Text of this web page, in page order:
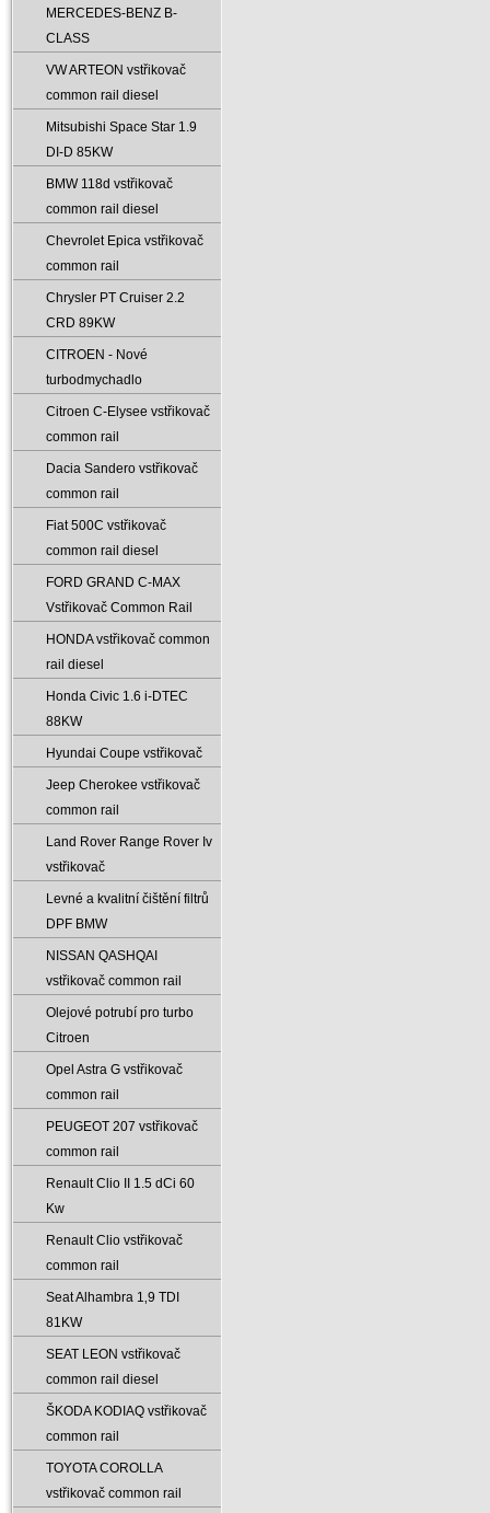
MERCEDES-BENZ B-
CLASS
VW ARTEON vstřikovač
common rail diesel
Mitsubishi Space Star 1.9
DI-D 85KW
BMW 118d vstřikovač
common rail diesel
Chevrolet Epica vstřikovač
common rail
Chrysler PT Cruiser 2.2
CRD 89KW
CITROEN - Nové
turbodmychadlo
Citroen C-Elysee vstřikovač
common rail
Dacia Sandero vstřikovač
common rail
Fiat 500C vstřikovač
common rail diesel
FORD GRAND C-MAX
Vstřikovač Common Rail
HONDA vstřikovač common
rail diesel
Honda Civic 1.6 i-DTEC
88KW
Hyundai Coupe vstřikovač
Jeep Cherokee vstřikovač
common rail
Land Rover Range Rover Iv
vstřikovač
Levné a kvalitní čištění filtrů
DPF BMW
NISSAN QASHQAI
vstřikovač common rail
Olejové potrubí pro turbo
Citroen
Opel Astra G vstřikovač
common rail
PEUGEOT 207 vstřikovač
common rail
Renault Clio II 1.5 dCi 60
Kw
Renault Clio vstřikovač
common rail
Seat Alhambra 1‚9 TDI
81KW
SEAT LEON vstřikovač
common rail diesel
ŠKODA KODIAQ vstřikovač
common rail
TOYOTA COROLLA
vstřikovač common rail